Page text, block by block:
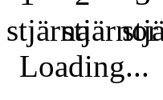
Loading...